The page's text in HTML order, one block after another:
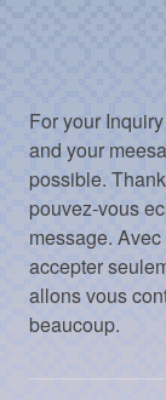
For your
and your
possible.
pouvez-vous
message.
accepter
allons vous
beaucoup.